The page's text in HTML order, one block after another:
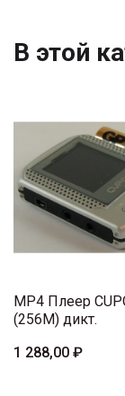
В этой
MP4 Плеер
(256M) дикт.
1 288,00 ₽